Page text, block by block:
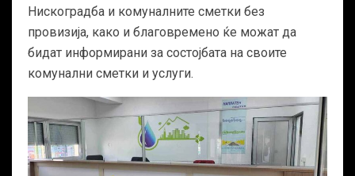
Нискоградба и комуналните сметки без
провизија, како и благовремено ќе можат да
бидат информирани за состојбата на своите
комунални сметки и услуги.